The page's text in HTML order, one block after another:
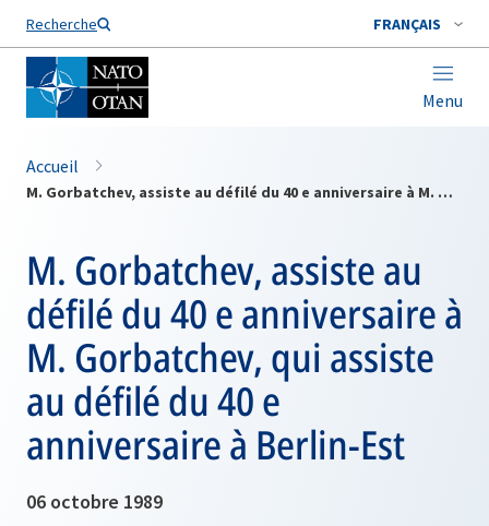
Recherche FRANÇAIS
Menu
Nom de famille*
Accueil
M. Gorbatchev, assiste au défilé du 40 e anniversaire à M. Gorbatchev, qui assiste au défilé du 40 e anniversaire à Berlin-Est
M. Gorbatchev, assiste au
défilé du 40 e anniversaire à
M. Gorbatchev, qui assiste
au défilé du 40 e
anniversaire à Berlin-Est
06 octobre 1989